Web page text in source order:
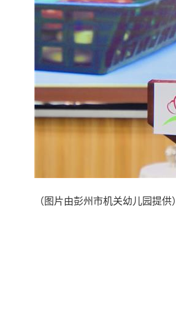
（图片由彭州市机关幼儿园提供）